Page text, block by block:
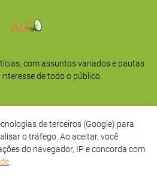
com assuntos variados e pautas
de todo o público.
de terceiros (Google) para
o tráfego. Ao aceitar, você
do navegador, IP e concorda com